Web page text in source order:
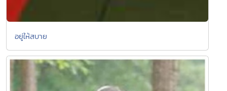
อยู่ให้สบาย